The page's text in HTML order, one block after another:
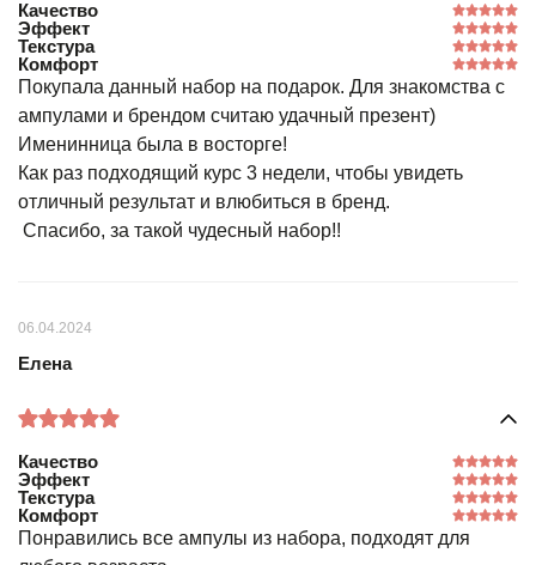
Качество
Эффект
Текстура
Комфорт
Покупала данный набор на подарок. Для знакомства с
ампулами и брендом считаю удачный презент)
Именинница была в восторге!
Как раз подходящий курс 3 недели, чтобы увидеть
отличный результат и влюбиться в бренд.
Спасибо, за такой чудесный набор!!
06.04.2024
Елена
Качество
Эффект
Текстура
Комфорт
Понравились все ампулы из набора, подходят для